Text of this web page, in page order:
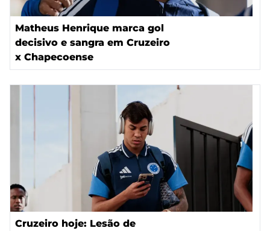
Matheus Henrique marca gol
decisivo e sangra em Cruzeiro
x Chapecoense
Cruzeiro hoje: Lesão de